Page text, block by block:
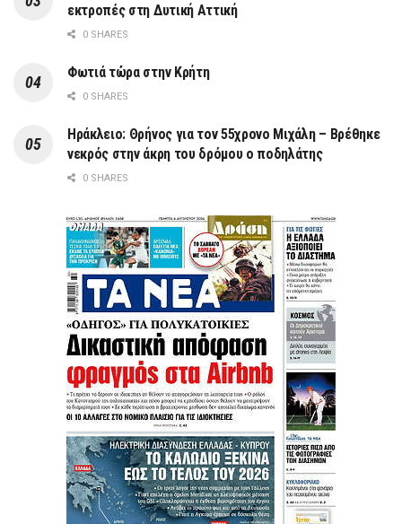
εκτροπές στη Δυτική Αττική
0 SHARES
Φωτιά τώρα στην Κρήτη
0 SHARES
Ηράκλειο: Θρήνος για τον 55χρονο Μιχάλη – Βρέθηκε
νεκρός στην άκρη του δρόμου ο ποδηλάτης
0 SHARES